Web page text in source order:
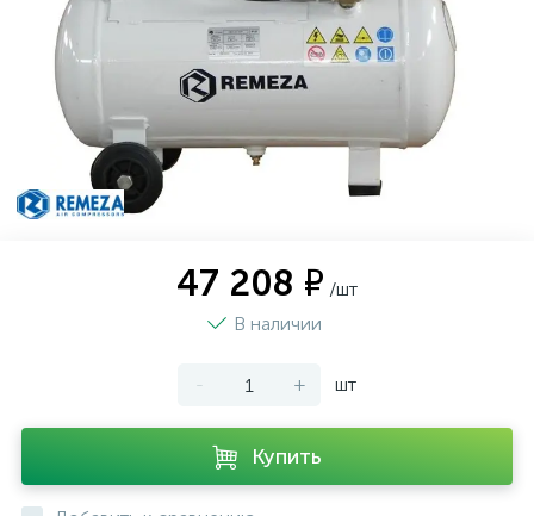
47 208 ₽ /шт
В наличии
- + шт
Купить